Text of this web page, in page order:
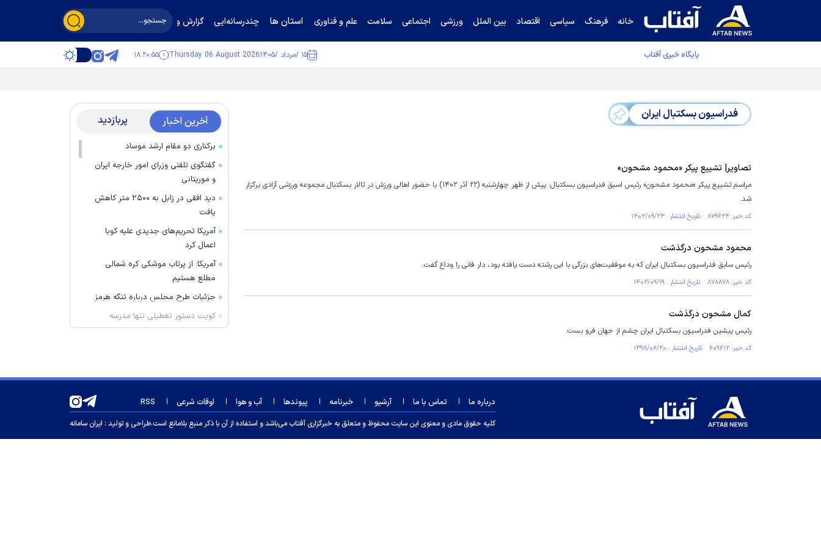
خانه فرهنگ سیاسی اقتصاد بین الملل ورزشی اجتماعی سلامت علم و فناوری استان ها چندرسانه‌ایی گزارش و گفت‌وگو
پایگاه خبری آفتاب ۱۵ /مرداد /۱۴۰۵ Thursday 06 August 2026 ۱۸:۲۰:۵۵
فدراسیون بسکتبال ایران
تصاویر| تشییع پیکر «محمود مشحون»
مراسم تشییع پیکر «محمود مشحون» رئیس اسبق فدراسیون بسکتبال؛ پیش از ظهر چهارشنبه (۲۲ آذر ۱۴۰۲) با حضور اهالی ورزش در تالار بسکتبال مجموعه ورزشی آزادی برگزار
شد.
کد خبر: ۸۷۹۶۲۴ تاریخ انتشار : ۱۴۰۲/۰۹/۲۳
محمود مشحون درگذشت
رئیس سابق فدراسیون بسکتبال ایران که به موفقیت‌های بزرگی با این رشته دست یافته بود، دار فانی را وداع گفت.
کد خبر: ۸۷۸۸۷۸ تاریخ انتشار : ۱۴۰۲/۰۹/۱۹
کمال مشحون درگذشت
رئیس پیشین فدراسیون بسکتبال ایران چشم از جهان فرو بست.
کد خبر: ۶۰۹۶۱۲ تاریخ انتشار : ۱۳۹۸/۰۶/۲۰
آخرین اخبار پربازدید
برکناری دو مقام ارشد موساد
گفتگوی تلفنی وزرای امور خارجه ایران
و موریتانی
دید افقی در زابل به ۲۵۰۰ متر کاهش
یافت
آمریکا تحریم‌های جدیدی علیه کوبا
اعمال کرد
آمریکا: از پرتاب موشکی کره شمالی
مطلع هستیم
جزئیات طرح مجلس درباره تنگه هرمز
کویت دستور تعطیلی تنها مدرسه
ایرانی را صادر کرد
زنوزق؛ نگین پلکانی آذربایجان
جدیدترین فیلم مانی حقیقی در
جشنواره نیویورک
درباره ما تماس با ما آرشیو خبرنامه پیوندها آب و هوا اوقات شرعی RSS
کلیه حقوق مادی و معنوی این سایت محفوظ و متعلق به خبرگزاری آفتاب می‌باشد و استفاده از آن با ذکر منبع بلامانع است.طراحی و تولید : ایران سامانه